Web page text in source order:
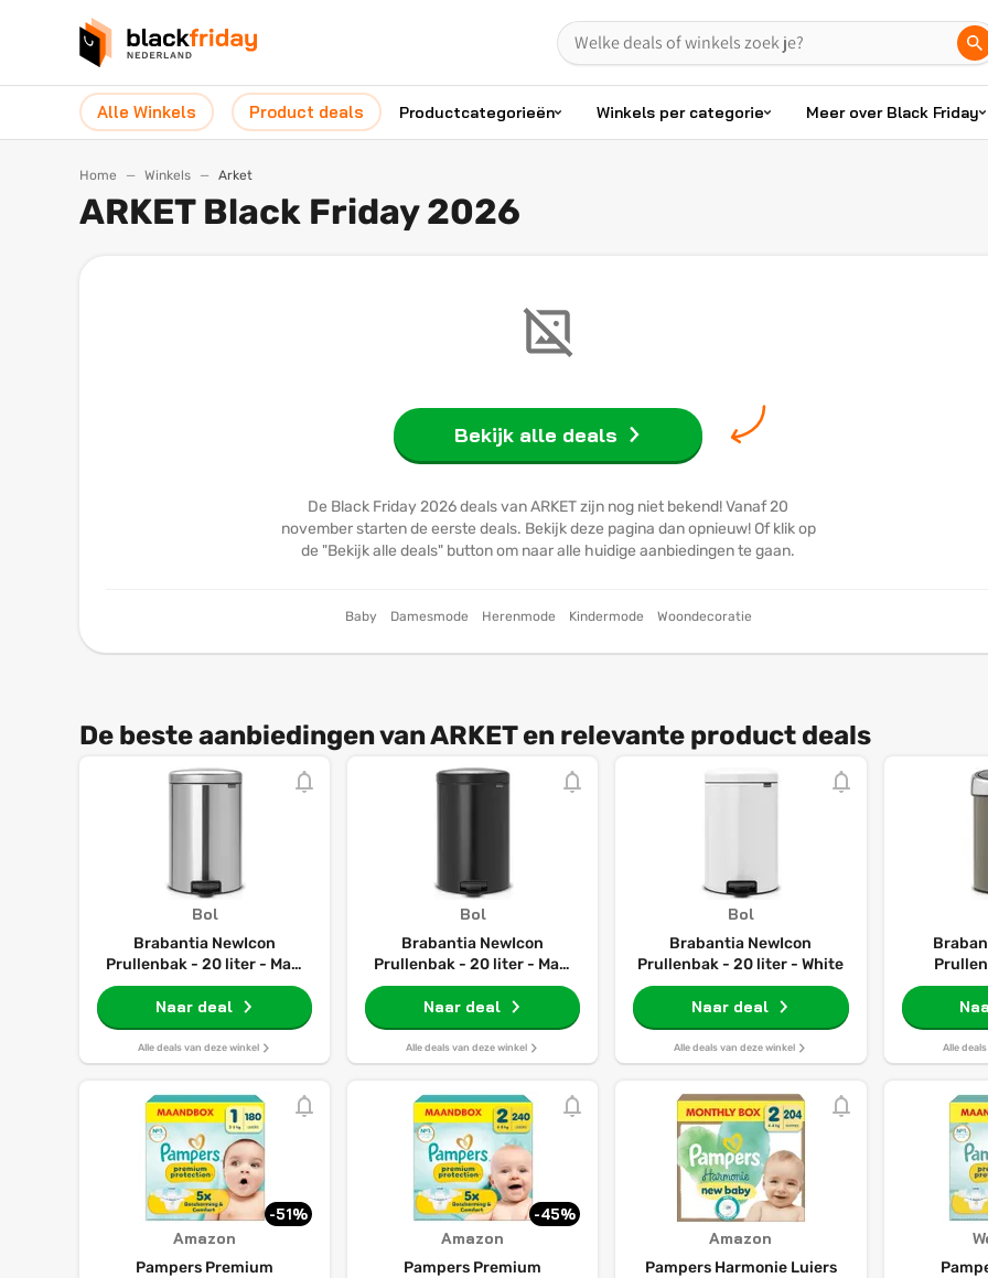
Alle Winkels Product deals Productcategorieën Winkels per categorie Meer over Black Friday
Home Winkels Arket
ARKET Black Friday 2026
Bekijk alle deals
De Black Friday 2026 deals van ARKET zijn nog niet bekend! Vanaf 20
november starten de eerste deals. Bekijk deze pagina dan opnieuw! Of klik op
de "Bekijk alle deals" button om naar alle huidige aanbiedingen te gaan.
Baby Damesmode Herenmode Kindermode Woondecoratie
De beste aanbiedingen van ARKET en relevante product deals
Bol
Brabantia NewIcon
Prullenbak - 20 liter - Matt
Steel
Naar deal
Alle deals van deze winkel
Bol
Brabantia NewIcon
Prullenbak - 20 liter - Matt
Black
Naar deal
Alle deals van deze winkel
Bol
Brabantia NewIcon
Prullenbak - 20 liter - White
Naar deal
Alle deals van deze winkel Alle
-51%
Amazon
Pampers Premium
-45%
Amazon
Pampers Premium
Amazon
Pampers Harmonie Luiers